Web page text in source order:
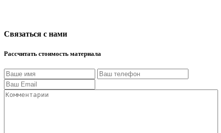
Связаться с нами
Рассчитать стоимость материала